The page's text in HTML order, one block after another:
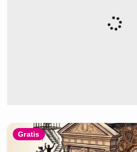
Gratis